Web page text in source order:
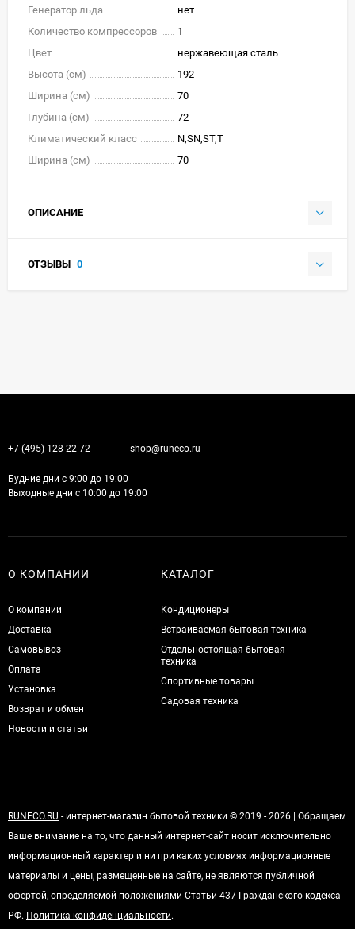
Генератор льда
нет
Количество компрессоров
1
Цвет
нержавеющая сталь
Высота (см)
192
Ширина (см)
70
Глубина (см)
72
Климатический класс
N,SN,ST,T
Ширина (см)
70
ОПИСАНИЕ
ОТЗЫВЫ 0
+7 (495) 128-22-72 shop@runeco.ru
Будние дни с 9:00 до 19:00
Выходные дни с 10:00 до 19:00
О КОМПАНИИ
О компании
Доставка
Самовывоз
Оплата
Установка
Возврат и обмен
Новости и статьи
КАТАЛОГ
Кондиционеры
Встраиваемая бытовая техника
Отдельностоящая бытовая
техника
Спортивные товары
Садовая техника
RUNECO.RU - интернет-магазин бытовой техники © 2019 - 2026 | Обращаем
Ваше внимание на то, что данный интернет-сайт носит исключительно
информационный характер и ни при каких условиях информационные
материалы и цены, размещенные на сайте, не являются публичной
офертой, определяемой положениями Статьи 437 Гражданского кодекса
РФ. Политика конфиденциальности.